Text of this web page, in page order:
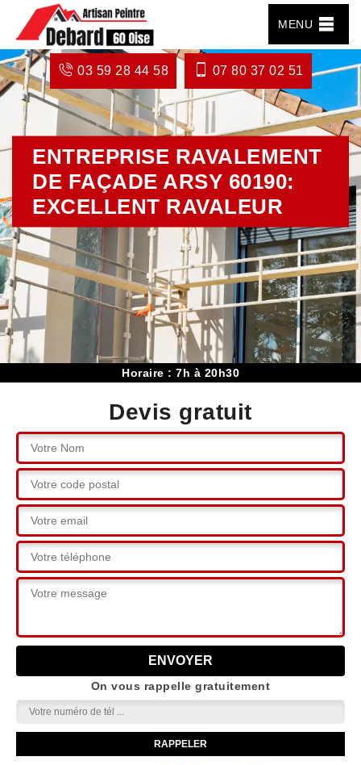
MENU
03 59 28 44 58 07 80 37 02 51
ENTREPRISE RAVALEMENT
DE FAÇADE ARSY 60190:
EXCELLENT RAVALEUR
Horaire : 7h à 20h30
Devis gratuit
On vous rappelle gratuitement